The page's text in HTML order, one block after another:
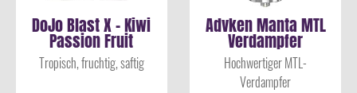
DoJo Blast X - Kiwi
Passion Fruit
Guava...
Tropisch, fruchtig, saftig
Advken Manta MTL
Verdampfer
Hochwertiger MTL-
Verdampfer